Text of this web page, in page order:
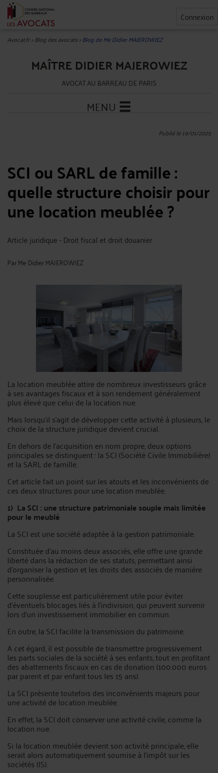
Connexion
Avocat.fr>Blog des avocats>Blog de Me Didier MAJEROWIEZ
MAÎTRE DIDIER MAJEROWIEZ
AVOCAT AU BARREAU DE PARIS
MENU
Publié le 19/01/2025
SCI ou SARL de famille :
quelle structure choisir pour
une location meublée ?
Article juridique - Droit fiscal et droit douanier
ParMe Didier MAJEROWIEZ
La location meublée attire de nombreux investisseurs grâce
à ses avantages fiscaux et à son rendement généralement
plus élevé que celui de la location nue.
Mais lorsqu’il s’agit de développer cette activité à plusieurs, le
choix de la structure juridique devient crucial.
En dehors de l'acquisition en nom propre, deux options
principales se distinguent : la SCI (Société Civile Immobilière)
et la SARL de famille.
Cet article fait un point sur les atouts et les inconvénients de
ces deux structures pour une location meublée.
1) La SCI : une structure patrimoniale souple mais limitée
pour le meublé
La SCI est une société adaptée à la gestion patrimoniale.
Constituée d’au moins deux associés, elle offre une grande
liberté dans la rédaction de ses statuts, permettant ainsi
d’organiser la gestion et les droits des associés de manière
personnalisée.
Cette souplesse est particulièrement utile pour éviter
d’éventuels blocages liés à l’indivision, qui peuvent survenir
lors d’un investissement immobilier en commun.
En outre, la SCI facilite la transmission du patrimoine.
A cet égard, il est possible de transmettre progressivement
les parts sociales de la société à ses enfants, tout en profitant
des abattements fiscaux en cas de donation (100.000 euros
par parent et par enfant tous les 15 ans).
La SCI présente toutefois des inconvénients majeurs pour
une activité de location meublée.
En effet, la SCI doit conserver une activité civile, comme la
location nue.
Si la location meublée devient son activité principale, elle
serait alors automatiquement soumise à l’impôt sur les
sociétés (IS).